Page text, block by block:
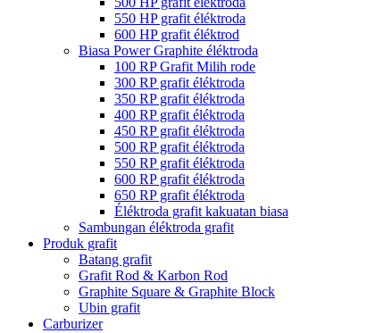
550 HP grafit éléktroda
600 HP grafit éléktrod
Biasa Power Graphite éléktroda
100 RP Grafit Milih rode
300 RP grafit éléktroda
350 RP grafit éléktroda
400 RP grafit éléktroda
450 RP grafit éléktroda
500 RP grafit éléktroda
550 RP grafit éléktroda
600 RP grafit éléktroda
650 RP grafit éléktroda
Éléktroda grafit kakuatan biasa
Sambungan éléktroda grafit
Produk grafit
Batang grafit
Grafit Rod & Karbon Rod
Graphite Square & Graphite Block
Ubin grafit
Carburizer